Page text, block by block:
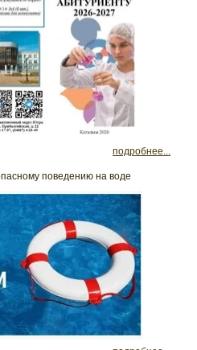
подробнее...
поведению на воде